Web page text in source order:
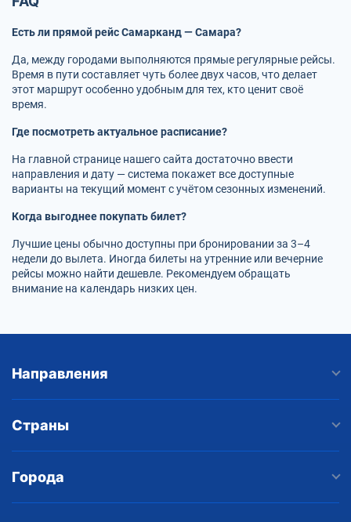
Есть ли прямой рейс Самарканд — Самара?
Да, между городами выполняются прямые регулярные рейсы.
Время в пути составляет чуть более двух часов, что делает
этот маршрут особенно удобным для тех, кто ценит своё
время.
Где посмотреть актуальное расписание?
На главной странице нашего сайта достаточно ввести
направления и дату — система покажет все доступные
варианты на текущий момент с учётом сезонных изменений.
Когда выгоднее покупать билет?
Лучшие цены обычно доступны при бронировании за 3–4
недели до вылета. Иногда билеты на утренние или вечерние
рейсы можно найти дешевле. Рекомендуем обращать
внимание на календарь низких цен.
Направления
Страны
Города